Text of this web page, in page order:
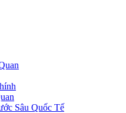
Sâu Quốc Tế